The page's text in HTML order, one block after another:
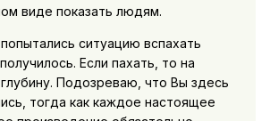
виде показать людям.
ситуацию вспахать
Если пахать, то на
Подозреваю, что Вы здесь
тогда как каждое настоящее